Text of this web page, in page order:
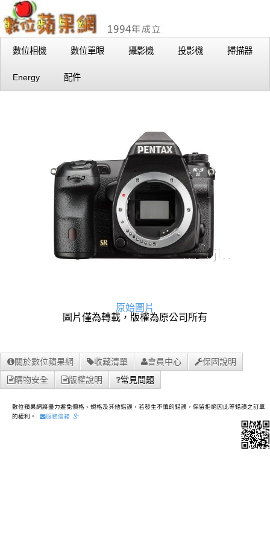
數位相機 數位單眼 攝影機 投影機 掃描器
Energy 配件
原始圖片
圖片僅為轉載，版權為原公司所有
關於數位蘋果網 收藏清單 會員中心
保固說明
購物安全
版權說明 常見問題
數位蘋果網將盡力避免價格、規格及其他錯誤，若發生不慎的錯誤，保留拒絕因此等錯誤之訂單
的權利。
服務信箱